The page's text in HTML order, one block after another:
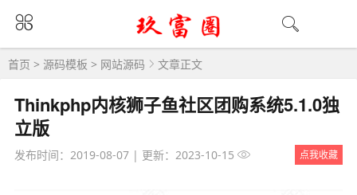
首页 > 源码模板 > 网站源码 文章正文
Thinkphp内核狮子鱼社区团购系统5.1.0独
立版
发布时间：2019-08-07| 更新：2023-10-15 点我收藏